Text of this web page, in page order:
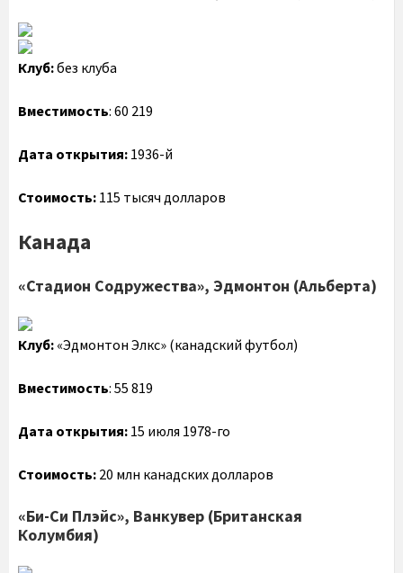
Клуб:без клуба
Вместимость: 60 219
Дата открытия: 1936-й
Стоимость: 115 тысяч долларов
Канада
«Стадион Содружества», Эдмонтон (Альберта)
Клуб: «Эдмонтон Элкс» (канадский футбол)
Вместимость: 55 819
Дата открытия: 15 июля 1978-го
Стоимость: 20 млн канадских долларов
«Би-Си Плэйс», Ванкувер (Британская
Колумбия)